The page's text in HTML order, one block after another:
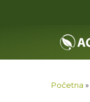
Početna »